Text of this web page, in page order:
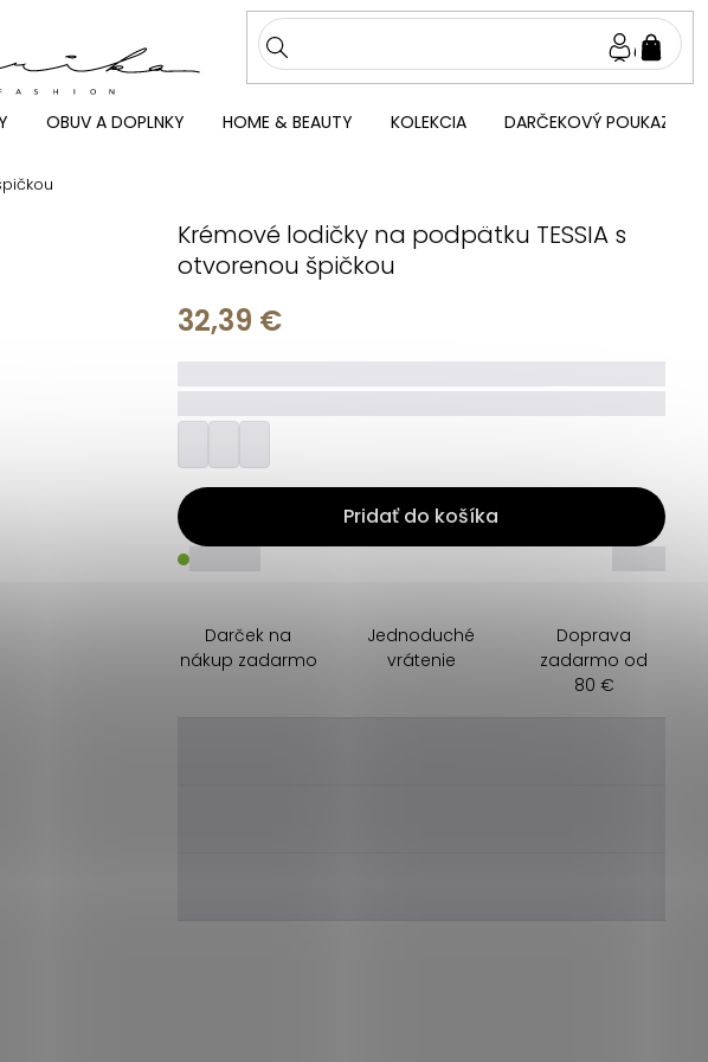
OBUV A DOPLNKY HOME & BEAUTY KOLEKCIA DARČEKOVÝ POUKAZ
Krémové lodičky na podpätku TESSIA s
otvorenou špičkou
32,39 €
Pridať do košíka
_____
Darček na
nákup zadarmo
Jednoduché
vrátenie
Doprava
zadarmo od
80 €